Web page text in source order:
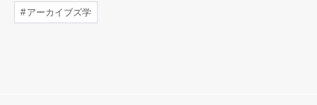
アーカイブズ学